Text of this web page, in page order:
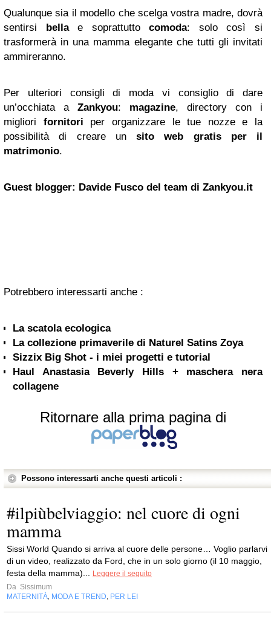
Qualunque sia il modello che scelga vostra madre, dovrà
sentirsi bellae soprattuttocomoda: solo così si
trasformerà in una mamma elegante che tutti gli invitati
ammireranno.
Per ulteriori consigli di moda vi consiglio di dare
un’occhiata a Zankyou: magazine, directory con i
migliori fornitori
per organizzare le tue nozze e la
possibilità di creare un sito web gratis per il
matrimonio.
Guest blogger: Davide Fusco del team di Zankyou.it
Potrebbero interessarti anche :
La scatola ecologica
La collezione primaverile di Naturel Satins Zoya
Sizzix Big Shot - i miei progetti e tutorial
Haul Anastasia Beverly Hills + maschera nera
collagene
Ritornare alla prima pagina di
Possono interessarti anche questi articoli :
#ilpiùbelviaggio: nel cuore di ogni
mamma
Sissi World Quando si arriva al cuore delle persone… Voglio parlarvi
di un video, realizzato da Ford, che in un solo giorno (il 10 maggio,
festa della mamma)...
Leggere il seguito
Da Sissimum
MATERNITÀ MODA E TREND PER LEI